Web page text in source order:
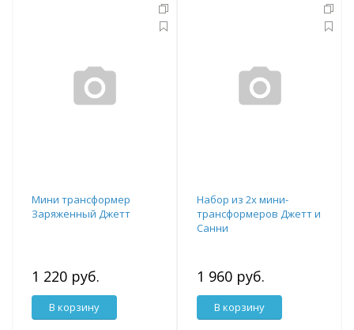
Мини трансформер
Заряженный Джетт
1 220 руб.
В корзину
Набор из 2х мини-
трансформеров Джетт и
Санни
1 960 руб.
В корзину